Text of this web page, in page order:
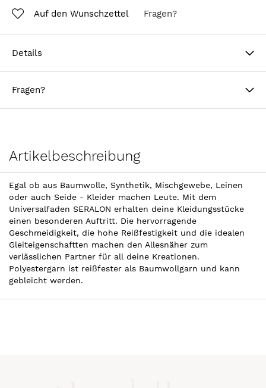
Auf den Wunschzettel Fragen?
Details
Fragen?
Artikelbeschreibung
Egal ob aus Baumwolle, Synthetik, Mischgewebe, Leinen
oder auch Seide - Kleider machen Leute. Mit dem
Universalfaden SERALON erhalten deine Kleidungsstücke
einen besonderen Auftritt. Die hervorragende
Geschmeidigkeit, die hohe Reißfestigkeit und die idealen
Gleiteigenschaftten machen den Allesnäher zum
verlässlichen Partner für all deine Kreationen.
Polyestergarn ist reißfester als Baumwollgarn und kann
gebleicht werden.